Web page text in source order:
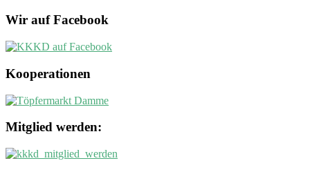
Wir auf Facebook
Kooperationen
Mitglied werden: